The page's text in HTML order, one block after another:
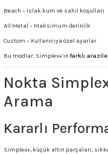
Beach – Islak kum ve sahil koşulları
All Metal – Maksimum derinlik
Custom – Kullanıcıya özel ayarlar
Bu modlar, Simplex+’ın farklı
Nokta
Arama
Kararlı
Simplex+, küçük altın parçaları,